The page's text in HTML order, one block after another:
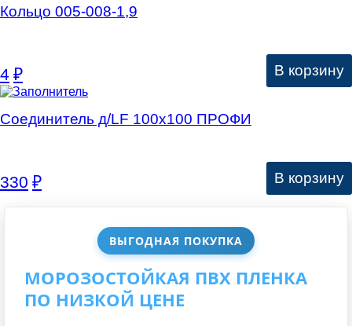
ВЫГОДНАЯ ПОКУПКА
МОРОЗОСТОЙКАЯ ПВХ ПЛЕНКА
ПО НИЗКОЙ ЦЕНЕ
Кольцо 005-008-1,9
4 ₽ В корзину
Соединитель д/LF 100х100 ПРОФИ
330 ₽ В корзину